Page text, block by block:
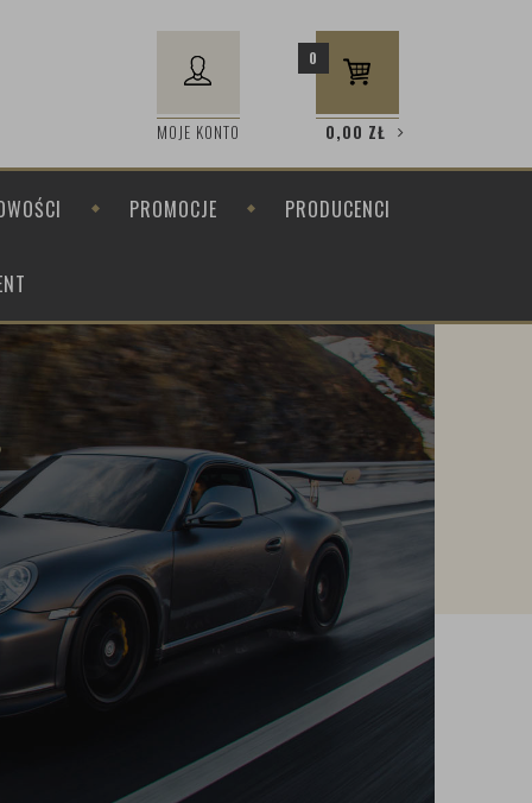
MOJE KONTO
0
0,00 ZŁ
PROMOCJE PRODUCENCI